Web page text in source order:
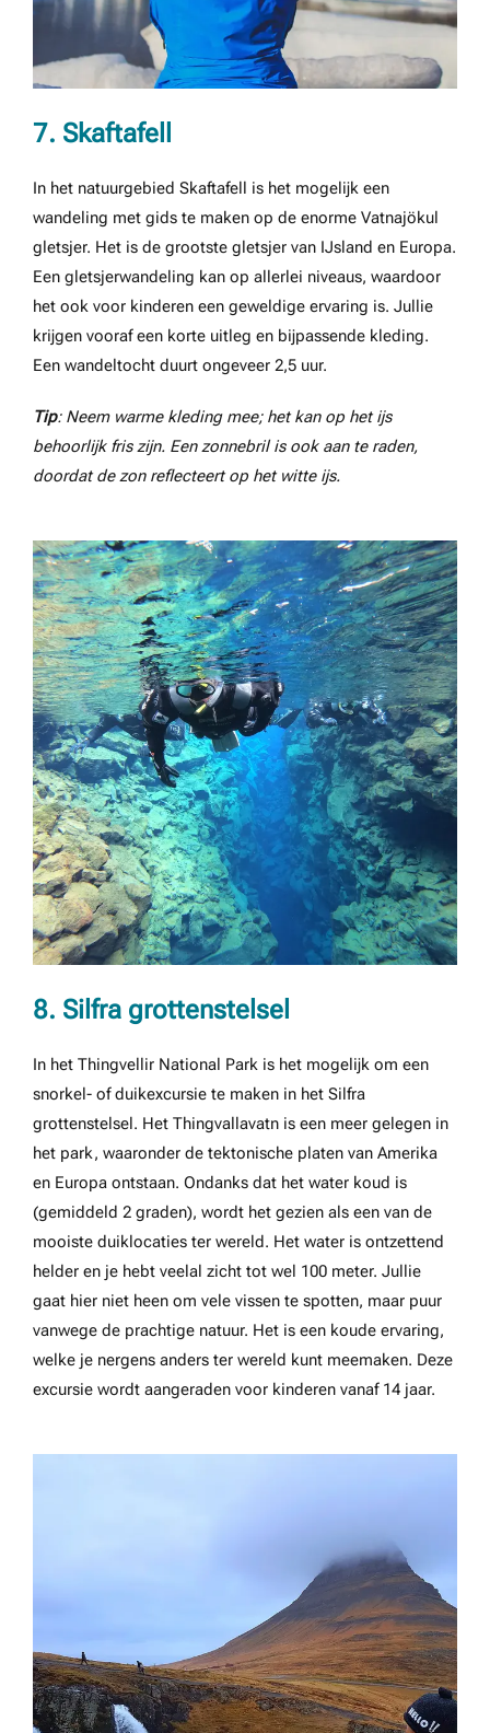
7. Skaftafell
In het natuurgebied Skaftafell is het mogelijk een
wandeling met gids te maken op de enorme Vatnajökul
gletsjer. Het is de grootste gletsjer van IJsland en Europa.
Een gletsjerwandeling kan op allerlei niveaus, waardoor
het ook voor kinderen een geweldige ervaring is. Jullie
krijgen vooraf een korte uitleg en bijpassende kleding.
Een wandeltocht duurt ongeveer 2,5 uur.
Tip: Neem warme kleding mee; het kan op het ijs
behoorlijk fris zijn. Een zonnebril is ook aan te raden,
doordat de zon reflecteert op het witte ijs.
8. Silfra grottenstelsel
In het Thingvellir National Park is het mogelijk om een
snorkel- of duikexcursie te maken in het Silfra
grottenstelsel. Het Thingvallavatn is een meer gelegen in
het park, waaronder de tektonische platen van Amerika
en Europa ontstaan. Ondanks dat het water koud is
(gemiddeld 2 graden), wordt het gezien als een van de
mooiste duiklocaties ter wereld. Het water is ontzettend
helder en je hebt veelal zicht tot wel 100 meter. Jullie
gaat hier niet heen om vele vissen te spotten, maar puur
vanwege de prachtige natuur. Het is een koude ervaring,
welke je nergens anders ter wereld kunt meemaken. Deze
excursie wordt aangeraden voor kinderen vanaf 14 jaar.